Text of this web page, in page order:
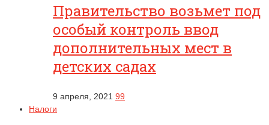
Правительство возьмет под
особый контроль ввод
дополнительных мест в
детских садах
9 апреля, 2021 99
Налоги